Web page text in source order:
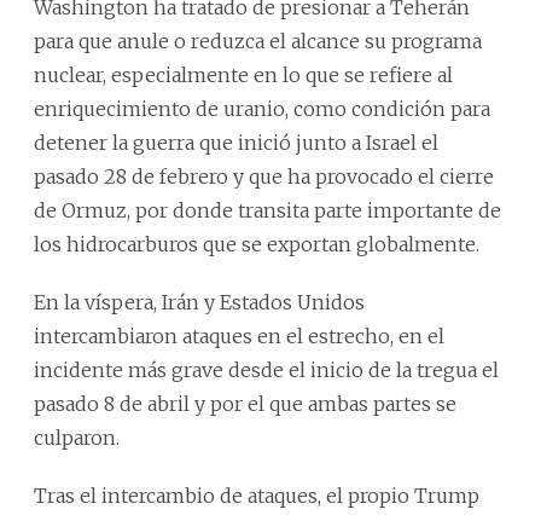
Washington ha tratado de presionar a Teherán
para que anule o reduzca el alcance su programa
nuclear, especialmente en lo que se refiere al
enriquecimiento de uranio, como condición para
detener la guerra que inició junto a Israel el
pasado 28 de febrero y que ha provocado el cierre
de Ormuz, por donde transita parte importante de
los hidrocarburos que se exportan globalmente.
En la víspera, Irán y Estados Unidos
intercambiaron ataques en el estrecho, en el
incidente más grave desde el inicio de la tregua el
pasado 8 de abril y por el que ambas partes se
culparon.
Tras el intercambio de ataques, el propio Trump